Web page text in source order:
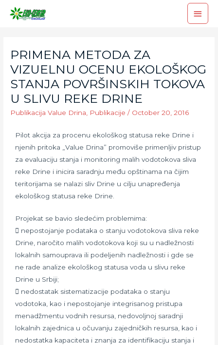
PRIMENA METODA ZA
VIZUELNU OCENU EKOLOŠKOG
STANJA POVRŠINSKIH TOKOVA
U SLIVU REKE DRINE
Publikacija Value Drina Publikacije / October 20, 2016
Pilot akcija za procenu ekološkog statusa reke Drine i
njenih pritoka „Value Drina” promoviše primenljiv pristup
za evaluaciju stanja i monitoring malih vodotokova sliva
reke Drine i inicira saradnju među opštinama na čijim
teritorijama se nalazi sliv Drine u cilju unapređenja
ekološkog statusa reke Drine.
Projekat se bavio sledećim problemima:
 nepostojanje podataka o stanju vodotokova sliva reke
Drine, naročito malih vodotokova koji su u nadležnosti
lokalnih samouprava ili podeljenih nadležnosti i gde se
ne rade analize ekološkog statusa voda u slivu reke
Drine u Srbiji;
 nedostatak sistematizacije podataka o stanju
vodotoka, kao i nepostojanje integrisanog pristupa
menadžmentu vodnih resursa, nedovoljnoj saradnji
lokalnih zajednica u očuvanju zajedničkih resursa, kao i
nedostatka kapaciteta i znanja za identifikaciju stanja i